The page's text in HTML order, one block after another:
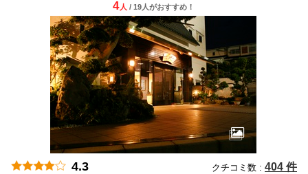
4人 / 19人がおすすめ！
4.3 クチコミ数 : 404 件